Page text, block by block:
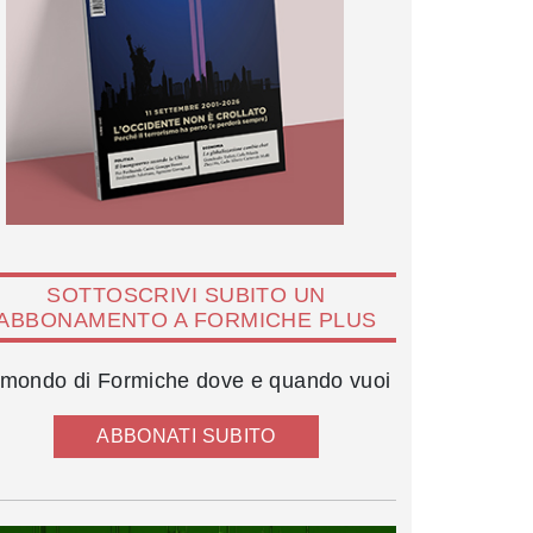
SOTTOSCRIVI SUBITO UN
A FORMICHE PLUS
di Formiche dove e quando vuoi
ABBONATI SUBITO